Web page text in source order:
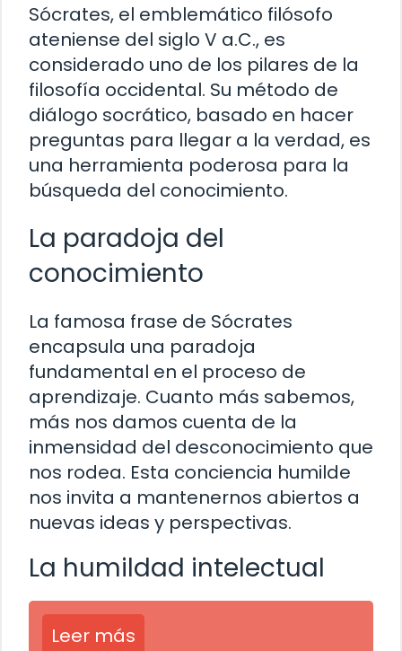
Sócrates, el emblemático filósofo
ateniense del siglo V a.C., es
considerado uno de los pilares de la
filosofía occidental. Su método de
diálogo socrático, basado en hacer
preguntas para llegar a la verdad, es
una herramienta poderosa para la
búsqueda del conocimiento.
La paradoja del
conocimiento
La famosa frase de Sócrates
encapsula una paradoja
fundamental en el proceso de
aprendizaje. Cuanto más sabemos,
más nos damos cuenta de la
inmensidad del desconocimiento que
nos rodea. Esta conciencia humilde
nos invita a mantenernos abiertos a
nuevas ideas y perspectivas.
La humildad intelectual
Leer más